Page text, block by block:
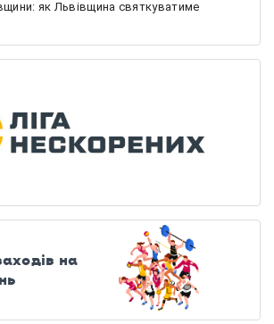
як Львівщина святкуватиме
на